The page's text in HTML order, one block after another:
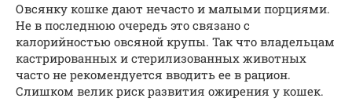
Овсянку кошке дают нечасто и малыми порциями.
Не в последнюю очередь это связано с
калорийностью овсяной крупы. Так что владельцам
кастрированных и стерилизованных животных
часто не рекомендуется вводить ее в рацион.
Слишком велик риск развития ожирения у кошек.